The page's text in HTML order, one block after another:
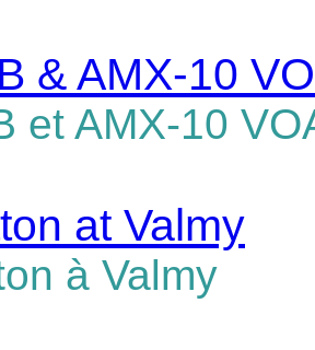
& AMX-10
et AMX-10
at Valmy
à Valmy